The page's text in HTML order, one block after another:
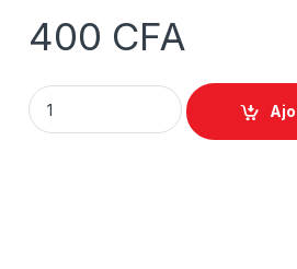
400 CFA
Chapeau de fête d'anniversaire